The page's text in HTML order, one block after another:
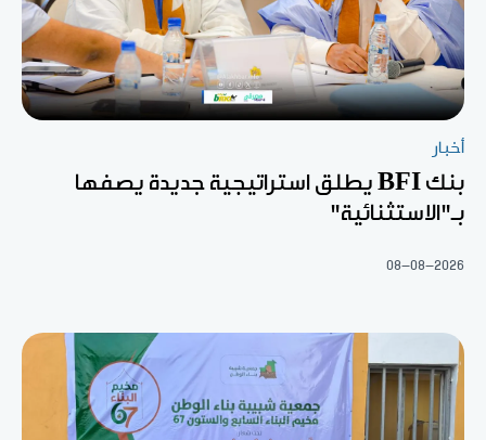
أخبار
بنك BFI يطلق استراتيجية جديدة يصفها
بـ"الاستثنائية"
08-08-2026